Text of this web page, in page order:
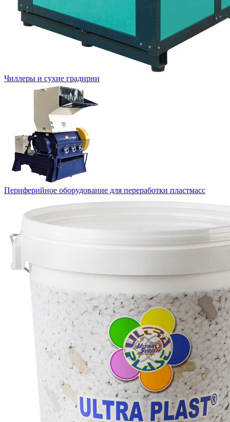
Чиллеры и сухие градирни
Периферийное оборудование для переработки пластмасс